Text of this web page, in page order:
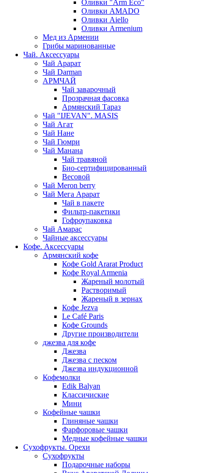
Оливки "Arm Eco"
Оливки AMADO
Оливки Aiello
Оливки Armenium
Мед из Армении
Грибы маринованные
Чай. Аксессуары
Чай Арарат
Чай Darman
АРМЧАЙ
Чай заварочный
Прозрачная фасовка
Армянский Тараз
Чай "IJEVAN". MASIS
Чай Агат
Чай Нане
Чай Гюмри
Чай Манана
Чай травяной
Био-сертифицированный
Весовой
Чай Meron berry
Чай Мега Арарат
Чай в пакете
Фильтр-пакетики
Гофроупаковка
Чай Амарас
Чайные аксессуары
Кофе. Аксессуары
Армянский кофе
Кофе Gold Ararat Product
Кофе Royal Armenia
Жареный молотый
Растворимый
Жареный в зернах
Кофе Jezva
Le Café Paris
Кофе Grounds
Другие производители
джезва для кофе
Джезва
Джезва с песком
Джезва индукционной
Кофемолки
Edik Balyan
Классичиские
Мини
Кофейные чашки
Глиняные чашки
Фарфоровые чашки
Медные кофейные чашки
Сухофрукты. Орехи
Сухофрукты
Подарочные наборы